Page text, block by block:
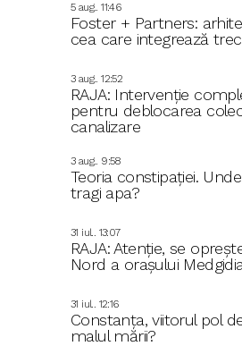
5 aug.. 11:46
Foster + Partners:
cea care integrează
3 aug.. 12:52
RAJA: Intervenție
pentru deblocarea
canalizare
3 aug.. 9:58
Teoria constipației.
tragi apa?
31 iul.. 13:07
RAJA: Atenție, se
Nord a orașului
31 iul.. 12:16
Constanța, viitorul pol
malul mării?